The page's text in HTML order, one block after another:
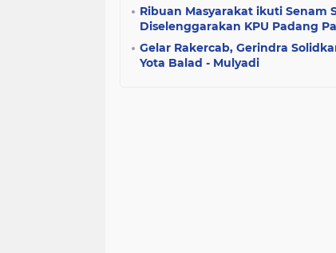
Ribuan Masyarakat ikuti Senam
Diselenggarakan KPU Padang
Gelar Rakercab, Gerindra
Yota Balad - Mulyadi